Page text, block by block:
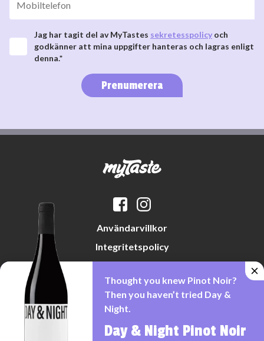
Jag har tagit del av MyTastes sekretesspolicy och
godkänner att mina uppgifter hanteras och lagras enligt
denna.*
Prenumerera
Användarvillkor
Integritetspolicy
Cookiepolicy
Denna webbplats drivs av Vinklubben i Norden AB
Thought you knew Pinot Noir?
Then you haven’t tried Day &
Night.
Day & Night Pinot Noir